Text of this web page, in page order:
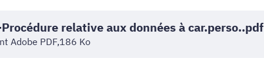
relative aux données à car.perso..pdf
Adobe PDF,186 Ko